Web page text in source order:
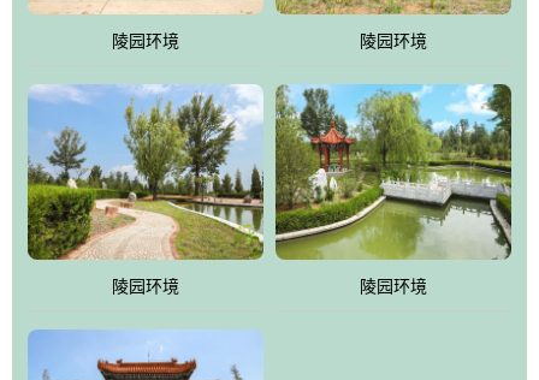
陵园环境 陵园环境
陵园环境 陵园环境